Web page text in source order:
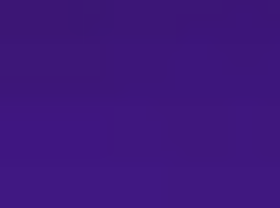
特殊折扣方案之退票規定請依該套票或優
內提醒 - 一人一票，憑票入場。 - 為維護
超商購買，購買前請確認適用方式。 主
務疑問，可依購票平台（OPENTIX）或